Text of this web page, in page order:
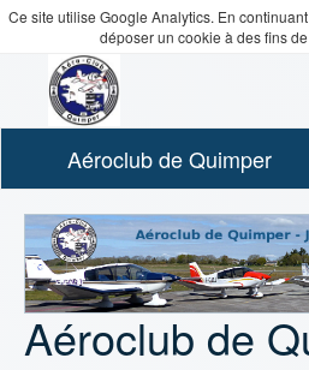
Ce site utilise Google Analytics. En
déposer un cookie à des fins
Aéroclub de Quimper
Aéroclub de